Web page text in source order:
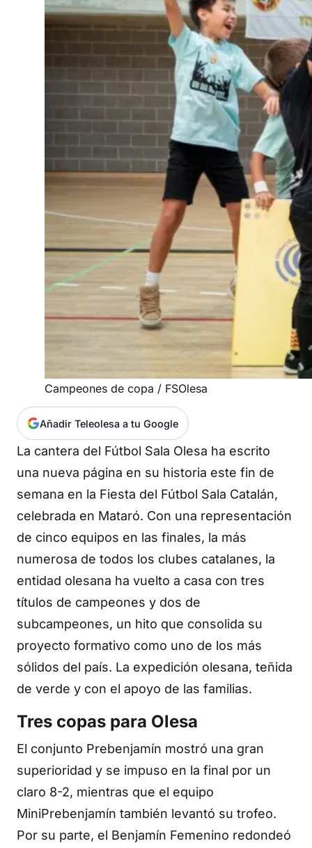
Campeones de copa / FSOlesa
Añadir Teleolesa a tu Google
La cantera del Fútbol Sala Olesa ha escrito
una nueva página en su historia este fin de
semana en la Fiesta del Fútbol Sala Catalán,
celebrada en Mataró. Con una representación
de cinco equipos en las finales, la más
numerosa de todos los clubes catalanes, la
entidad olesana ha vuelto a casa con tres
títulos de campeones y dos de
subcampeones, un hito que consolida su
proyecto formativo como uno de los más
sólidos del país. La expedición olesana, teñida
de verde y con el apoyo de las familias.
Tres copas para Olesa
El conjunto Prebenjamín mostró una gran
superioridad y se impuso en la final por un
claro 8-2, mientras que el equipo
MiniPrebenjamín también levantó su trofeo.
Por su parte, el Benjamín Femenino redondeó